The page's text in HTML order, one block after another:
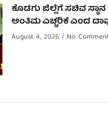
ಕೊಡಗು ಜಿಲ್ಲೆಗೆ ಸಚಿವ ಸ್ಥಾನ
ಅಂತಿಮ ಎಚ್ಚರಿಕೆ ಎಂದ
August 4, 2026 No